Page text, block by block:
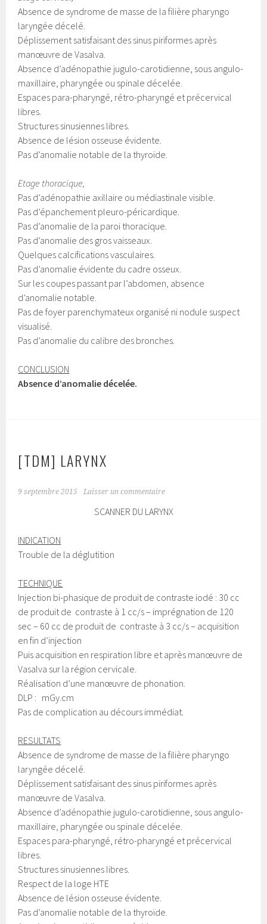
Absence de syndrome de masse de la filière pharyngo
laryngée décelé.
Déplissement satisfaisant des sinus piriformes après
manœuvre de Vasalva.
Absence d’adénopathie jugulo-carotidienne, sous angulo-
maxillaire, pharyngée ou spinale décelée.
Espaces para-pharyngé, rétro-pharyngé et précervical
libres.
Structures sinusiennes libres.
Absence de lésion osseuse évidente.
Pas d’anomalie notable de la thyroïde.
Etage thoracique,
Pas d’adénopathie axillaire ou médiastinale visible.
Pas d’épanchement pleuro-péricardique.
Pas d’anomalie de la paroi thoracique.
Pas d’anomalie des gros vaisseaux.
Quelques calcifications vasculaires.
Pas d’anomalie évidente du cadre osseux.
Sur les coupes passant par l’abdomen, absence
d’anomalie notable.
Pas de foyer parenchymateux organisé ni nodule suspect
visualisé.
Pas d’anomalie du calibre des bronches.
CONCLUSION
Absence d’anomalie décelée.
[TDM] LARYNX
9 septembre 2015 Laisser un commentaire
SCANNER DU LARYNX
INDICATION
Trouble de la déglutition
TECHNIQUE
Injection bi-phasique de produit de contraste iodé : 30 cc
de produit de contraste à 1 cc/s – imprégnation de 120
sec – 60 cc de produit de contraste à 3 cc/s – acquisition
en fin d’injection
Puis acquisition en respiration libre et après manœuvre de
Vasalva sur la région cervicale.
Réalisation d’une manœuvre de phonation.
DLP : mGy.cm
Pas de complication au décours immédiat.
RESULTATS
Absence de syndrome de masse de la filière pharyngo
laryngée décelé.
Déplissement satisfaisant des sinus piriformes après
manœuvre de Vasalva.
Absence d’adénopathie jugulo-carotidienne, sous angulo-
maxillaire, pharyngée ou spinale décelée.
Espaces para-pharyngé, rétro-pharyngé et précervical
libres.
Structures sinusiennes libres.
Respect de la loge HTE
Absence de lésion osseuse évidente.
Pas d’anomalie notable de la thyroïde.